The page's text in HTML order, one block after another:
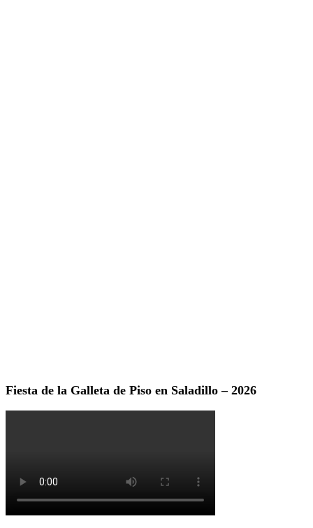
Fiesta de la Galleta de Piso en Saladillo – 2026